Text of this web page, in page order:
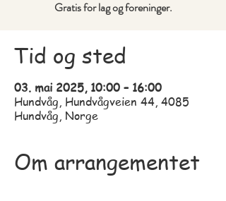
Tid og sted
03. mai 2025, 10:00 – 16:00
Hundvåg, Hundvågveien 44, 4085
Hundvåg, Norge
Om arrangementet